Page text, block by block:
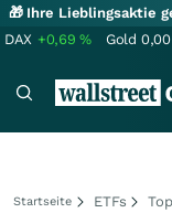
🎁 Ihre Lieblingsaktie
DAX +0,69% Gold 0,00
Startseite ETFs